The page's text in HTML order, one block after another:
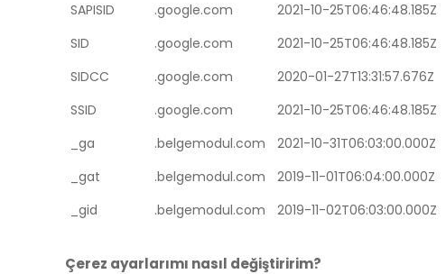
SAPISID
.google.com
2021-10-25T06:46:48.185Z
SID
.google.com
2021-10-25T06:46:48.185Z
SIDCC
.google.com
2020-01-27T13:31:57.676Z
SSID
.google.com
2021-10-25T06:46:48.185Z
_ga
.belgemodul.com
2021-10-31T06:03:00.000Z
_gat
.belgemodul.com
2019-11-01T06:04:00.000Z
_gid
.belgemodul.com 2019-11-02T06:03:00.000Z
Çerez ayarlarımı nasıl değiştiririm?